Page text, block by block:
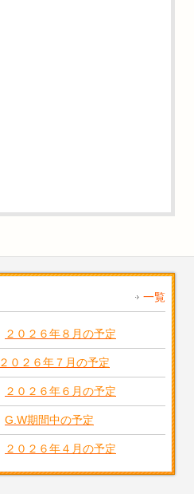
一覧
２０２６年８月の予定
２０２６年７月の予定
２０２６年６月の予定
G.W期間中の予定
２０２６年４月の予定